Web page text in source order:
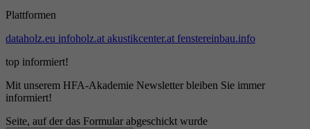
Plattformen
dataholz.eu infoholz.at akustikcenter.at fenstereinbau.info
top informiert!
Mit unserem HFA-Akademie Newsletter bleiben Sie immer
informiert!
Seite, auf der das Formular abgeschickt wurde